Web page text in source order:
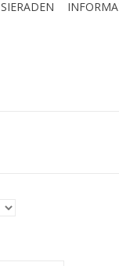
SIERADEN